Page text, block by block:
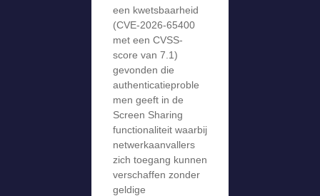
een kwetsbaarheid
(CVE-2026-65400
met een CVSS-
score van 7.1)
gevonden die
authenticatieproble
men geeft in de
Screen Sharing
functionaliteit waarbij
netwerkaanvallers
zich toegang kunnen
verschaffen zonder
geldige